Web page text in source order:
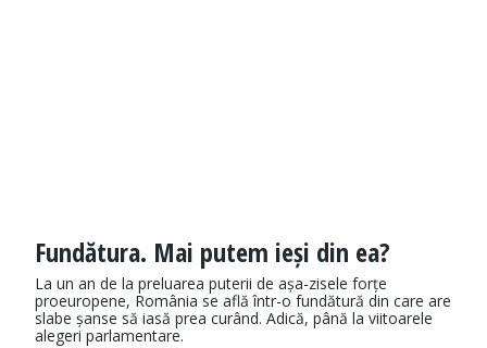
Fundătura. Mai putem ieși din ea?
La un an de la preluarea puterii de așa-zisele forțe
proeuropene, România se află într-o fundătură din care are
slabe șanse să iasă prea curând. Adică, până la viitoarele
alegeri parlamentare.